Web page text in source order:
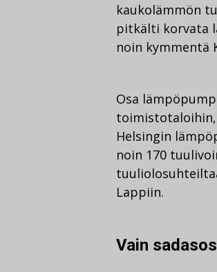
kaukolämmön
pitkälti korvata
noin kymmentä
Osa
Helsingin
noin 170
Lappiin.
Vain